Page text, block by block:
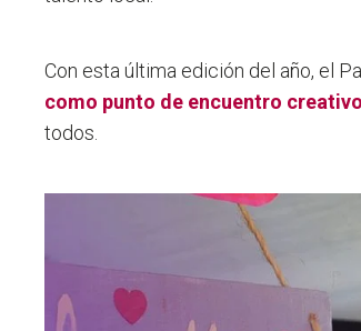
Con esta última edición del año, el
como punto de encuentro
todos.